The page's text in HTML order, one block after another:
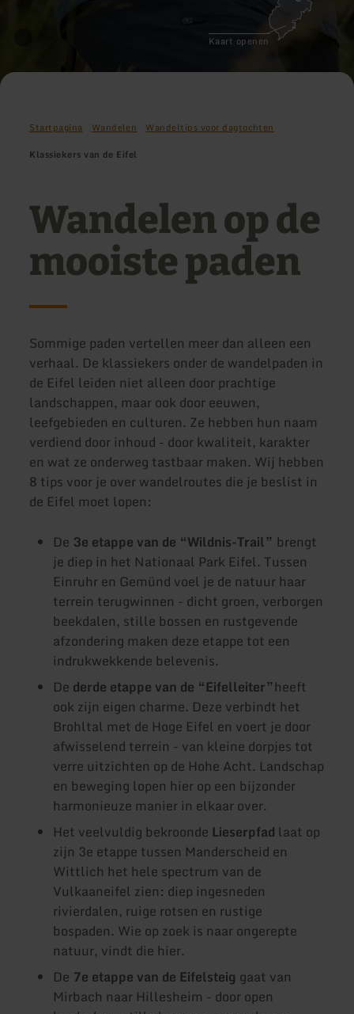
Kaart openen
Startpagina Wandelen
Wandeltips voor dagtochten
Klassiekers van de Eifel
Wandelen op de
mooiste paden
Sommige paden vertellen meer dan alleen een
verhaal. De klassiekers onder de wandelpaden in
de Eifel leiden niet alleen door prachtige
landschappen, maar ook door eeuwen,
leefgebieden en culturen. Ze hebben hun naam
verdiend door inhoud - door kwaliteit, karakter
en wat ze onderweg tastbaar maken. Wij hebben
8 tips voor je over wandelroutes die je beslist in
de Eifel moet lopen:
De 3e etappe van de “Wildnis-Trail” brengt
je diep in het Nationaal Park Eifel. Tussen
Einruhr en Gemünd voel je de natuur haar
terrein terugwinnen - dicht groen, verborgen
beekdalen, stille bossen en rustgevende
afzondering maken deze etappe tot een
indrukwekkende belevenis.
De derde etappe van de “Eifelleiter”heeft
ook zijn eigen charme. Deze verbindt het
Brohltal met de Hoge Eifel en voert je door
afwisselend terrein - van kleine dorpjes tot
verre uitzichten op de Hohe Acht. Landschap
en beweging lopen hier op een bijzonder
harmonieuze manier in elkaar over.
Het veelvuldig bekroonde Lieserpfad laat op
zijn 3e etappe tussen Manderscheid en
Wittlich het hele spectrum van de
Vulkaaneifel zien: diep ingesneden
rivierdalen, ruige rotsen en rustige
bospaden. Wie op zoek is naar ongerepte
natuur, vindt die hier.
De 7e etappe van de Eifelsteig gaat van
Mirbach naar Hillesheim - door open